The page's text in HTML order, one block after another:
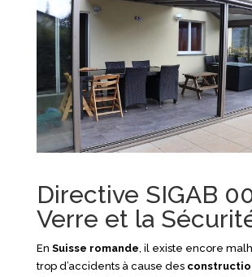
Directive SIGAB
Verre et la
En Suisse romande , il existe encore
trop d’accidents à cause des